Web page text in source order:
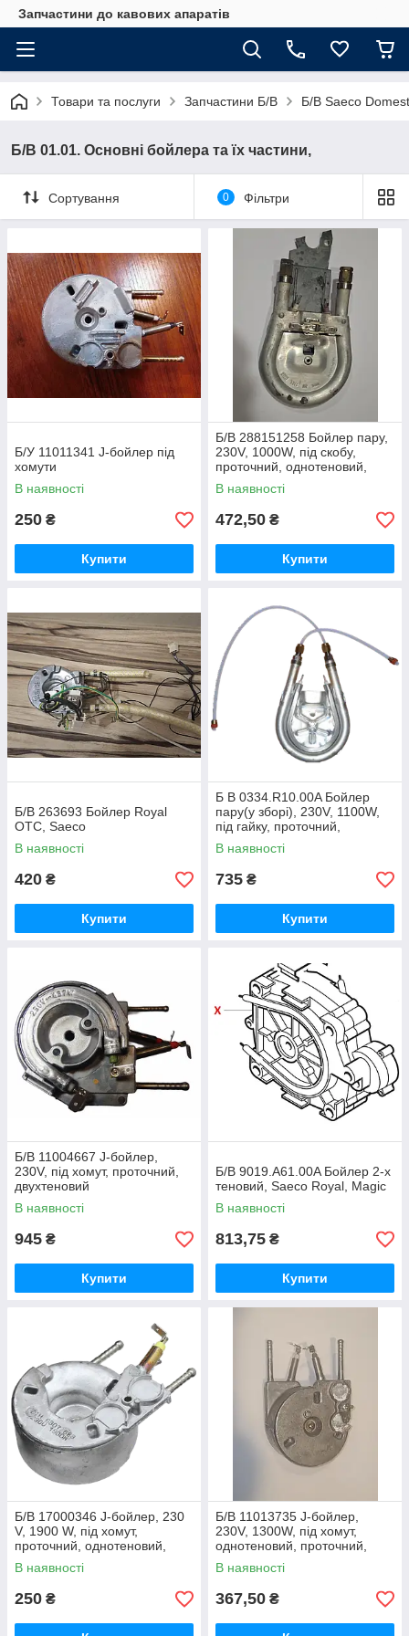
Запчастини до кавових апаратів
Товари та послуги Запчастини Б/В Б/В Saeco
Б/В 01.01. Основні бойлера та їх частини,
Сортування 0 Фільтри
Б/У 11011341 J-бойлер під
хомути
В наявності
250 ₴
Купити
Б/В 288151258 Бойлер пару,
230V, 1000W, під скобу,
проточний, однотеновий,
Incanto
В наявності
472,50 ₴
Купити
Б/В 263693 Бойлер Royal
OTC, Saeco
В наявності
420 ₴
Купити
Б В 0334.R10.00A Бойлер
пару(у зборі), 230V, 1100W,
під гайку, проточний,
однотеновий, Royal
В наявності
735 ₴
Купити
Б/В 11004667 J-бойлер,
230V, під хомут, проточний,
двухтеновий
В наявності
945 ₴
Купити
Б/В 9019.A61.00A Бойлер 2-х
теновий, Saeco Royal, Magic
В наявності
813,75 ₴
Купити
Б/В 17000346 J-бойлер, 230
V, 1900 W, під хомут,
проточний, однотеновий,
Minuto, Intuita, Moltio
В наявності
250 ₴
Б/В 11013735 J-бойлер,
230V, 1300W, під хомут,
однотеновий, проточний,
h=34mm
В наявності
367,50 ₴